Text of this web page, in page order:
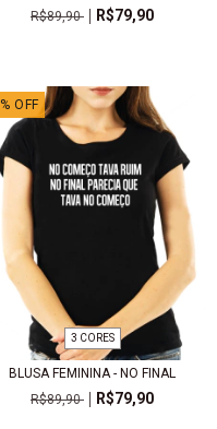
R$89,90
R$79,90
% OFF
3 CORES
BLUSA FEMININA - NO FINAL
R$89,90
R$79,90